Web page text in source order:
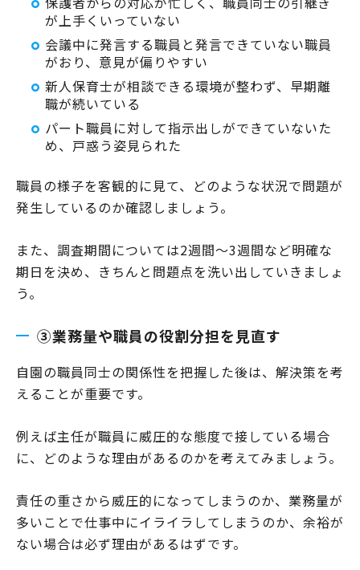
が上手くいっていない
会議中に発言する職員と発言できていない職員
がおり、意見が偏りやすい
新人保育士が相談できる環境が整わず、早期離
職が続いている
パート職員に対して指示出しができていないた
め、戸惑う姿見られた
職員の様子を客観的に見て、どのような状況で問題が
発生しているのか確認しましょう。
また、調査期間については2週間～3週間など明確な
期日を決め、きちんと問題点を洗い出していきましょ
う。
③業務量や職員の役割分担を見直す
自園の職員同士の関係性を把握した後は、解決策を考
えることが重要です。
例えば主任が職員に威圧的な態度で接している場合
に、どのような理由があるのかを考えてみましょう。
責任の重さから威圧的になってしまうのか、業務量が
多いことで仕事中にイライラしてしまうのか、余裕が
ない場合は必ず理由があるはずです。